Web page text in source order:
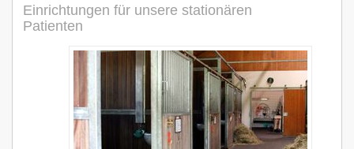
Einrichtungen für unsere stationären
Patienten